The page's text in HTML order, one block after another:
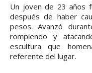
Un joven de 23 años
después de haber
pesos. Avanzó
rompiendo y
escultura que
referente del lugar.